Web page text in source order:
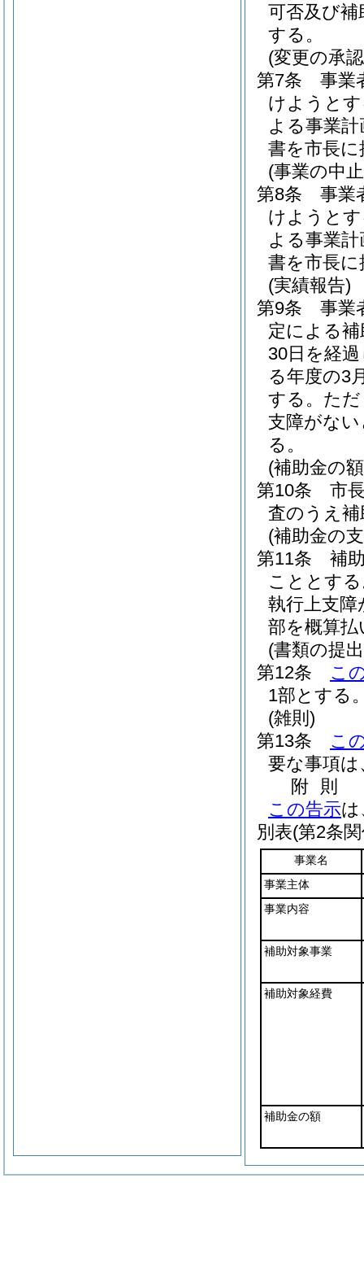
可否及び
する。
(変更の承
第7条
事業
けようと
よる事業計
書を市長
(事業の中
第8条
事業
けようと
よる事業計
書を市長
(実績報告)
第9条
事業
定による
30日を経
る年度の3
する。 た
支障がな
る。
(補助金の
第10条
市
査のうえ
(補助金の
第11条
補
こととす
執行上支
部を概算
(書類の提
第12条
こ
1部とする
(雑則)
第13条
こ
要な事項
附 則
この告示は
別表(第2条
事業名
事業主体
事業内容
補助対象事業
補助対象経費
補助金の額